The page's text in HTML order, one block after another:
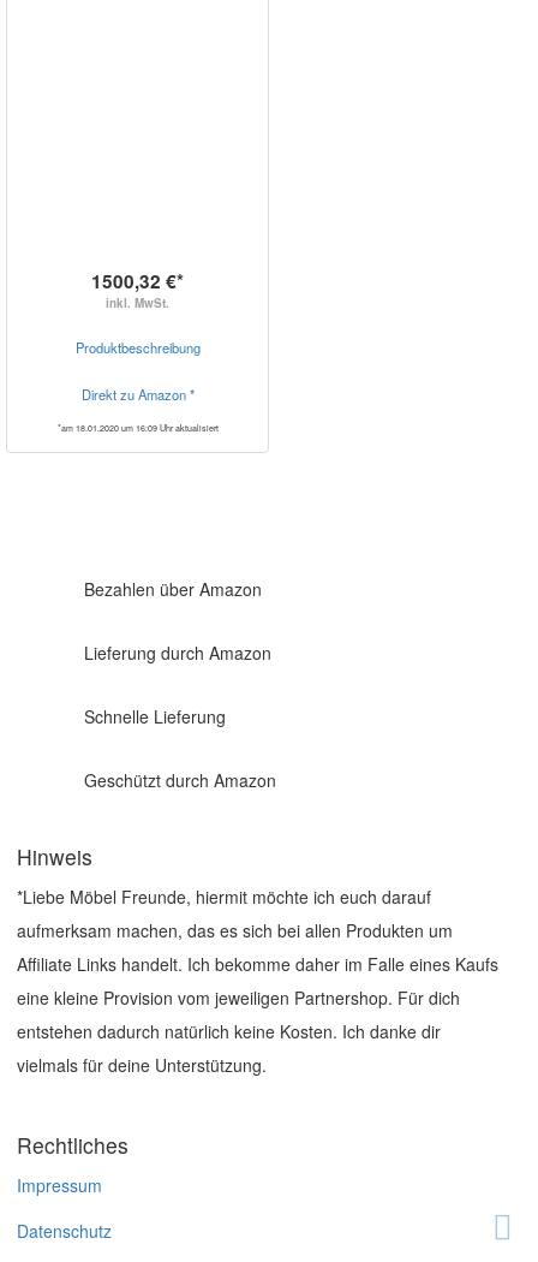
1500,32 €*
inkl. MwSt.
Produktbeschreibung
Direkt zu Amazon *
*am 18.01.2020 um 16:09 Uhr aktualisiert
Bezahlen über Amazon
Lieferung durch Amazon
Schnelle Lieferung
Geschützt durch Amazon
Hinweis
*Liebe Möbel Freunde, hiermit möchte ich euch darauf
aufmerksam machen, das es sich bei allen Produkten um
Affiliate Links handelt. Ich bekomme daher im Falle eines Kaufs
eine kleine Provision vom jeweiligen Partnershop. Für dich
entstehen dadurch natürlich keine Kosten. Ich danke dir
vielmals für deine Unterstützung.
Rechtliches
Impressum
Datenschutz